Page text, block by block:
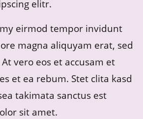
elitr.
eirmod tempor invidunt
magna aliquyam erat, sed
vero eos et accusam et
et ea rebum. Stet clita kasd
takimata sanctus est
sit amet.